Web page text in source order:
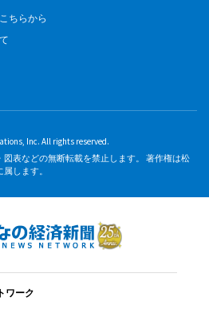
ちらから
Inc. All rights reserved.
表などの無断転載を禁止します。 著作権は松
します。
ワーク